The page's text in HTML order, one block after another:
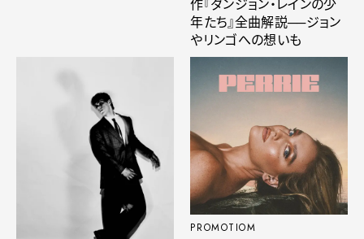
作『ダンジョン・レインの少
年たち』全曲解説──ジョン
やリンゴへの想いも
PROMOTIOM